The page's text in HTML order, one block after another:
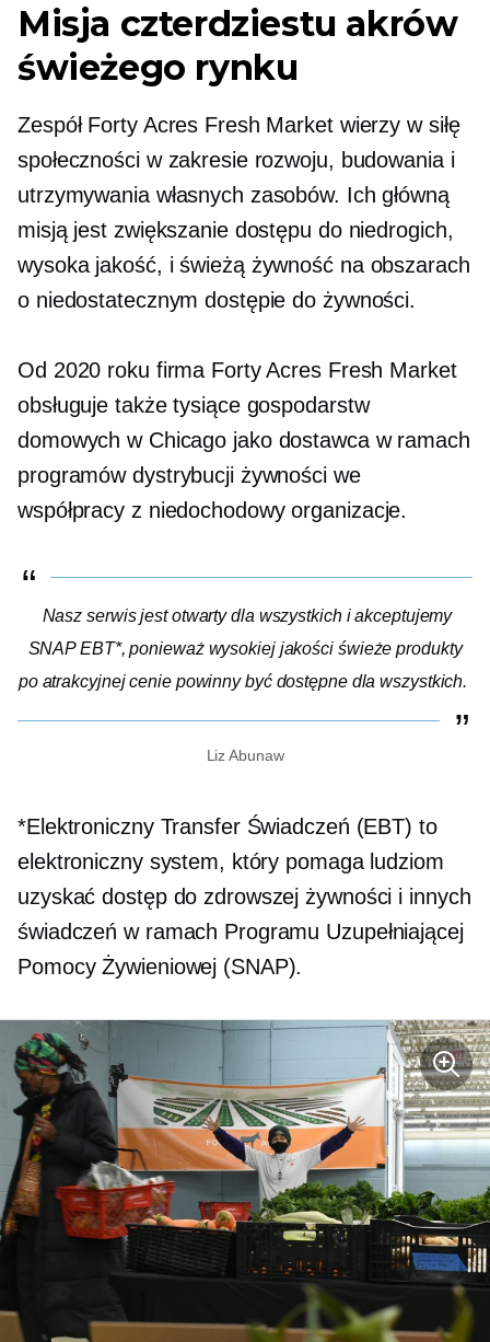
Misja czterdziestu akrów
świeżego rynku
Zespół Forty Acres Fresh Market wierzy w siłę
społeczności w zakresie rozwoju, budowania i
utrzymywania własnych zasobów. Ich główną
misją jest zwiększanie dostępu do niedrogich,
wysoka jakość, i świeżą żywność na obszarach
o niedostatecznym dostępie do żywności.
Od 2020 roku firma Forty Acres Fresh Market
obsługuje także tysiące gospodarstw
domowych w Chicago jako dostawca w ramach
programów dystrybucji żywności we
współpracy z niedochodowyorganizacje.
Nasz serwis jest otwarty dla wszystkich i akceptujemy
SNAP EBT*, ponieważ wysokiej jakości świeże produkty
po atrakcyjnej cenie powinny być dostępne dla wszystkich.
Liz Abunaw
*Elektroniczny Transfer Świadczeń (EBT) to
elektroniczny system, który pomaga ludziom
uzyskać dostęp do zdrowszej żywności i innych
świadczeń w ramach Programu Uzupełniającej
Pomocy Żywieniowej (SNAP).